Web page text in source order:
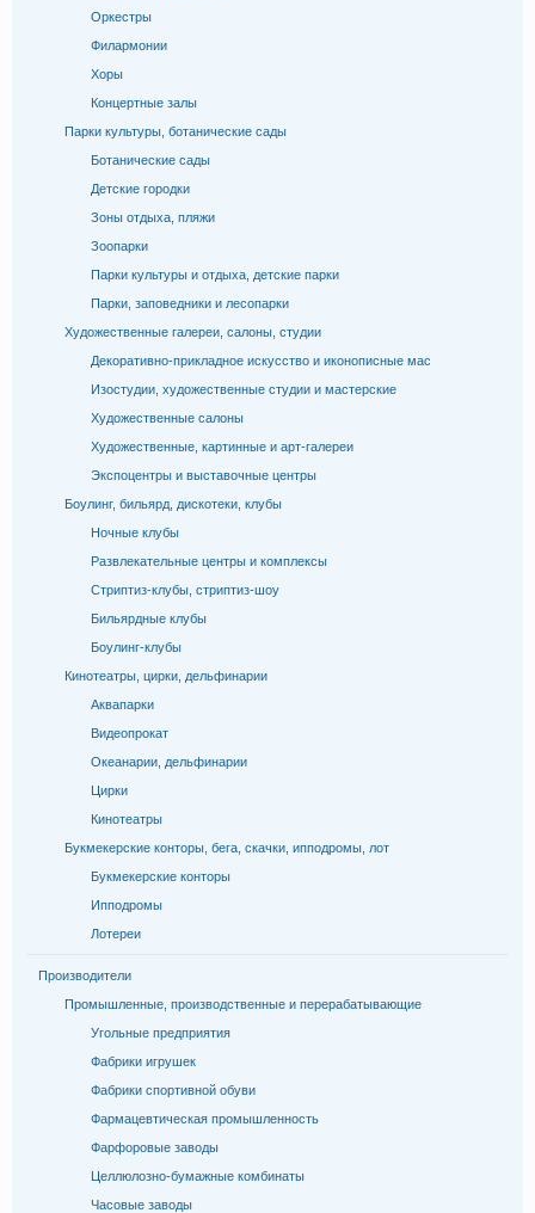
Оркестры
Филармонии
Хоры
Концертные залы
Парки культуры, ботанические сады
Ботанические сады
Детские городки
Зоны отдыха, пляжи
Зоопарки
Парки культуры и отдыха, детские парки
Парки, заповедники и лесопарки
Художественные галереи, салоны, студии
Декоративно-прикладное искусство и иконописные мас
Изостудии, художественные студии и мастерские
Художественные салоны
Художественные, картинные и арт-галереи
Экспоцентры и выставочные центры
Боулинг, бильярд, дискотеки, клубы
Ночные клубы
Развлекательные центры и комплексы
Стриптиз-клубы, стриптиз-шоу
Бильярдные клубы
Боулинг-клубы
Кинотеатры, цирки, дельфинарии
Аквапарки
Видеопрокат
Океанарии, дельфинарии
Цирки
Кинотеатры
Букмекерские конторы, бега, скачки, ипподромы, лот
Букмекерские конторы
Ипподромы
Лотереи
Производители
Промышленные, производственные и перерабатывающие
Угольные предприятия
Фабрики игрушек
Фабрики спортивной обуви
Фармацевтическая промышленность
Фарфоровые заводы
Целлюлозно-бумажные комбинаты
Часовые заводы